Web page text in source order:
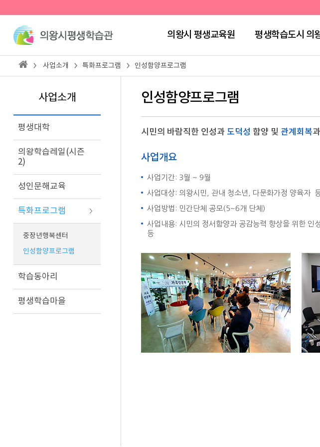
의왕시 평생교육원 평생학습도시 의
사업소개 특화프로그램 인성함양프로그램
사업소개
평생대학
의왕학습레일(시즌
2)
성인문해교육
특화프로그램
중장년행복센터
인성함양프로그램
학습동아리
평생학습마을
인성함양프로그램
시민의 바람직한 인성과 도덕성 함양 및 관계회복과
사업개요
사업기간: 3월 ~ 9월
사업대상: 의왕시민, 관내 청소년, 다문화가정 양육자
사업방법: 민간단체 공모(5~6개 단체)
사업내용: 시민의 정서함양과 공감능력 향상을 위한
등